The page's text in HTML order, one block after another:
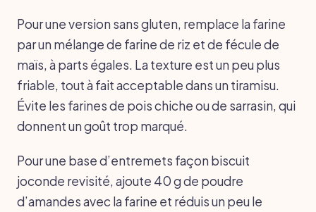
Pour une version sans gluten, remplace la farine
par un mélange de farine de riz et de fécule de
maïs, à parts égales. La texture est un peu plus
friable, tout à fait acceptable dans un tiramisu.
Évite les farines de pois chiche ou de sarrasin, qui
donnent un goût trop marqué.
Pour une base d’entremets façon biscuit
joconde revisité, ajoute 40 g de poudre
d’amandes avec la farine et réduis un peu le